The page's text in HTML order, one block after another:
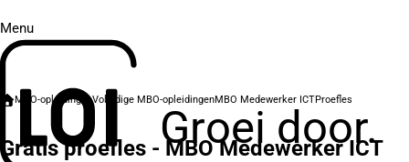
Menu
Groei door.
MBO-opleidingenVolledige MBO-opleidingenMBO Medewerker ICTProefles
Gratis proefles - MBO Medewerker ICT